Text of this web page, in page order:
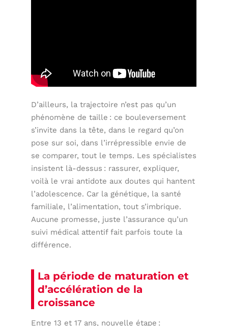
D’ailleurs, la trajectoire n’est pas qu’un
phénomène de taille : ce bouleversement
s’invite dans la tête, dans le regard qu’on
pose sur soi, dans l’irrépressible envie de
se comparer, tout le temps. Les spécialistes
insistent là-dessus : rassurer, expliquer,
voilà le vrai antidote aux doutes qui hantent
l’adolescence. Car la génétique, la santé
familiale, l’alimentation, tout s’imbrique.
Aucune promesse, juste l’assurance qu’un
suivi médical attentif fait parfois toute la
différence.
La période de maturation et
d’accélération de la
croissance
Entre 13 et 17 ans, nouvelle étape :